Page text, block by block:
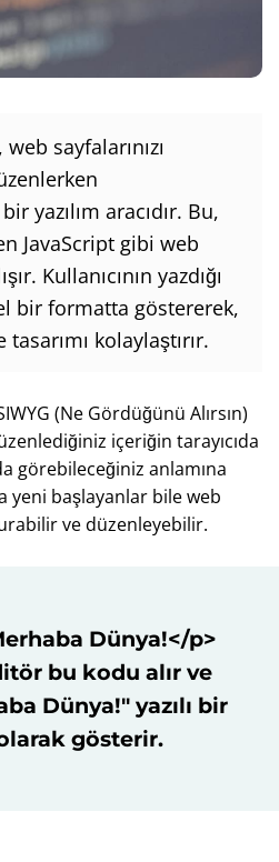
sayfalarınızı
yazılım aracıdır. Bu,
JavaScript gibi web
Kullanıcının yazdığı
bir formatta göstererek,
kolaylaştırır.
(Ne Gördüğünü Alırsın)
içeriğin tarayıcıda
görebileceğiniz anlamına
yeni başlayanlar bile web
ve düzenleyebilir.
Dünya!</p>
bu kodu alır ve
Dünya!" yazılı bir
gösterir.